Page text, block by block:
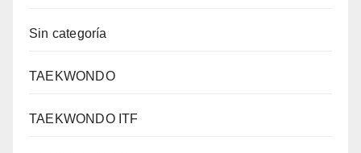
Sin categoría
TAEKWONDO
TAEKWONDO ITF